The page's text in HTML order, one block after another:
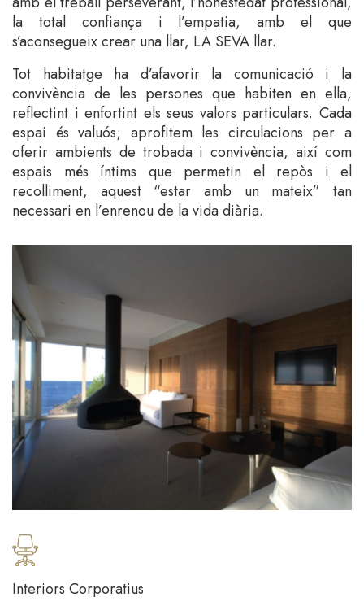
la total confiança i l’empatia, amb el que
s’aconsegueix crear una llar, LA SEVA llar.
Tot habitatge ha d’afavorir la comunicació i la
convivència de les persones que habiten en ella,
reflectint i enfortint els seus valors particulars. Cada
espai és valuós; aprofitem les circulacions per a
oferir ambients de trobada i convivència, així com
espais més íntims que permetin el repòs i el
recolliment, aquest “estar amb un mateix” tan
necessari en l’enrenou de la vida diària.
Interiors Corporatius